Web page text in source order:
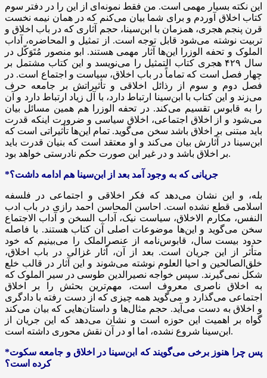
این نکته بسیار مهمی است. من فقط نمونه‌ای از این را در دفتر سوم
کتاب اخلاق آوردم و برای شما بیان می‌کنم که در همان نیمه نخست
قرن پنجم هجری، همزمان با ابن‌سینا، حجم آثاری که در باب اخلاق و
تربیت نوشته می‌شود قابل توجه است. از تمثیل و
المحاضره، آداب
الملوک و تحفه الوزرا این‌ها آثار مهمی هستند. ابو منصور مُتَوَکّل در
سال ۴۲۹ هجری کتاب
التمثیل را می‌نویسد و این کتاب مشتمل بر
چهار فصل است که تماماً در باب اخلاق، سیاست و اجتماع است. در
فصل دوم و سوم از رذائل اخلاقی و تأثیراتش بر جامعه حرف
می‌زند و این کتاب با ابن‌سینا ارتباط دارد، با آل زیاد ارتباط دارد و آن
را به قابوس تقسیم می‌کند. در تحفه
الوزرا
هم همین مسائل بیان
می‌شود و از اخلاق اجتماعی، اخلاق سیاسی و ضرورت اینکه قدرت
باید مبتنی بر اخلاق باشد سخن می‌گوید. تمام این‌ها تأثیراتی است که
ابن‌سینا در آثارش بیان می‌کند و او معتقد است که بنیان قدرت باید
بر اخلاق باشد و در غیر این صورت حکم نادرستی خواهد بود.
*جریانی که به وجود آمد بعد از ابن‌سینا هم ادامه داشت؟
بله، و این نشان می‌دهد که فکر اخلاقی و اجتماعی در فلسفه
اسلامی قطع نشده است.
احاسن المحاسن احمد رازی در باب ادب
النفس، مکارم الاخلاق، سیاست نیک، آداب السخن و آداب
الاجتماع
سخن می‌گوید و این‌ها موضوعات اصلی آن کتاب هستند. با فاصله
حدود بیست سال، قابوس‌نامه از عنصرالملک را می‌بینیم که خود
متأثر از این جریان است. بعد از آن، آثار غزالی در باب اخلاق،
خلق‌الصالحین و احیا العلوم نوشته می‌شوند و این آثار در قالب خلع
شکل نمی‌گیرند. سپس خواجه نصیرالدین طوسی در سیر
الملوک که
به اخلاق ناصری معروف است، مهم‌ترین بحثش را بر اخلاق
اجتماعی می‌گذارد و می‌گوید همه چیزی که از دست رفته با دادگری
و اخلاق به دست می‌آید. حجم مثال‌ها و داستان‌هایی که بیان می‌کند
گواه بر اهمیت این حوزه است و نشان می‌دهد که این جریان از
ابن‌سینا شروع نشده، اما او در آن نقش محوری داشته است.
*پس چرا هنوز برخی می‌گویند که ابن‌سینا در اخلاق و جامعه سکوت
کرده است؟